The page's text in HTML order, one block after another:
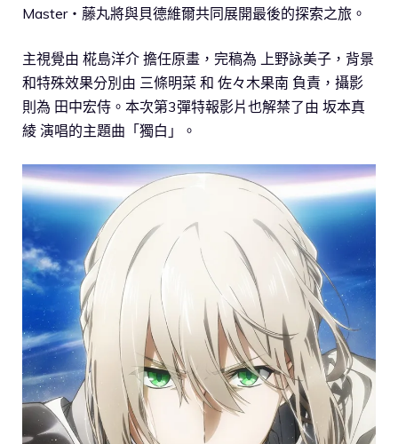
Master・藤丸將與貝德維爾共同展開最後的探索之旅。
主視覺由 椛島洋介 擔任原畫，完稿為 上野詠美子，背景
和特殊效果分別由 三條明菜 和 佐々木果南 負責，攝影
則為 田中宏侍。本次第3彈特報影片也解禁了由 坂本真
綾 演唱的主題曲「獨白」。